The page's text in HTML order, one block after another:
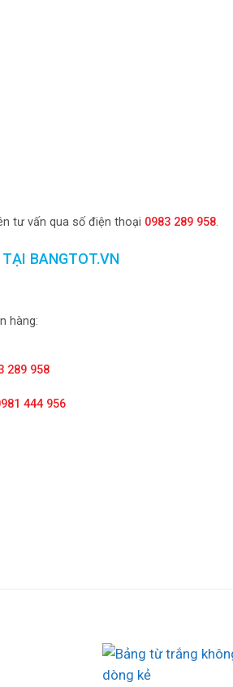
tư vấn qua số điện thoại 0983 289 958.
BANGTOT.VN
hàng:
289 958
444 956